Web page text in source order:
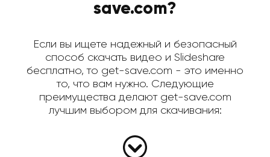
save.com?
Если вы ищете надежный и безопасный
способ скачать видео и Slideshare
бесплатно, то get-save.com - это именно
то, что вам нужно. Следующие
преимущества делают get-save.com
лучшим выбором для скачивания: